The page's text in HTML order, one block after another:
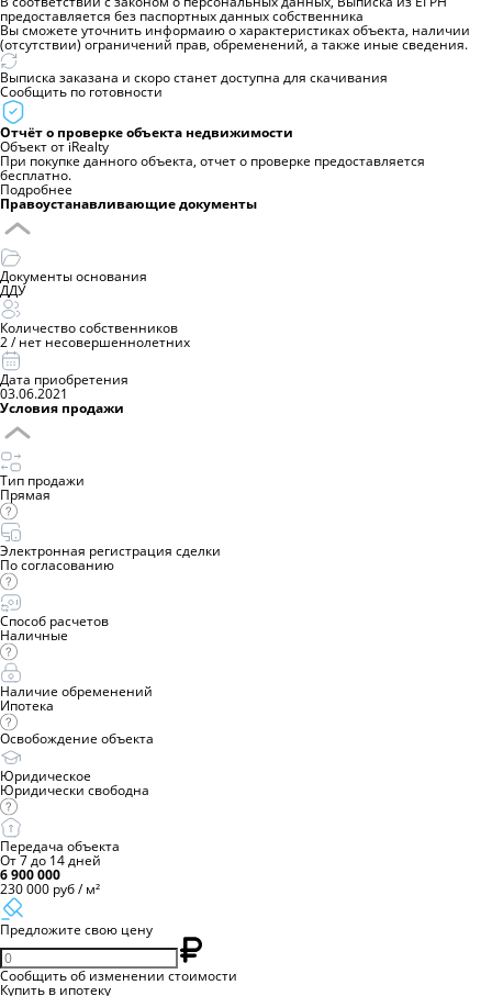
предоставляется без паспортных данных собственника
Вы сможете уточнить информаию о характеристиках объекта, наличии
(отсутствии) ограничений прав, обременений, а также иные сведения.
Выписка заказана и скоро станет доступна для скачивания
Сообщить по готовности
Отчёт о проверке объекта недвижимости
Объект от iRealty
При покупке данного объекта, отчет о проверке предоставляется
бесплатно.
Подробнее
Правоустанавливающие документы
Документы основания
ДДУ
Количество собственников
2 /нет несовершеннолетних
Дата приобретения
03.06.2021
Условия продажи
Тип продажи
Прямая
Электронная регистрация сделки
По согласованию
Способ расчетов
Наличные
Наличие обременений
Ипотека
Освобождение объекта
Юридическое
Юридически свободна
Передача объекта
От 7 до 14 дней
6 900 000
230 000 руб / м²
Предложите свою цену
Сообщить об изменении стоимости
Купить в ипотеку